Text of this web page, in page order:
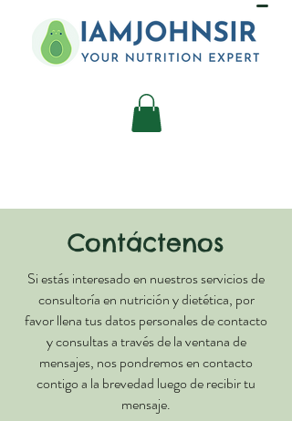
Contáctenos
​Si estás interesado en nuestros servicios de
consultoría en nutrición y dietética, por
favor llena tus datos personales de contacto
y consultas a través de la ventana de
mensajes, nos pondremos en contacto
contigo a la brevedad luego de recibir tu
mensaje.